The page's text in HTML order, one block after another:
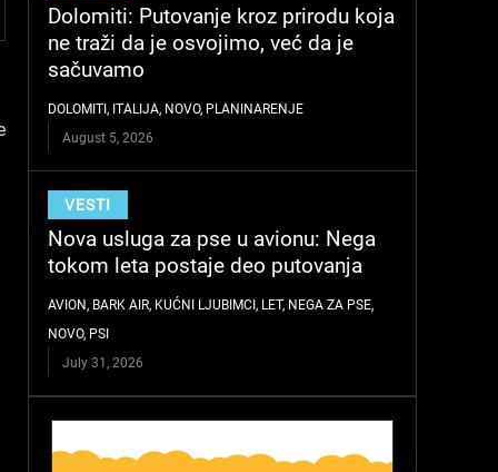
Dolomiti: Putovanje kroz prirodu koja
ne traži da je osvojimo, već da je
sačuvamo
DOLOMITI, ITALIJA, NOVO, PLANINARENJE
August 5, 2026
VESTI
Nova usluga za pse u avionu: Nega
tokom leta postaje deo putovanja
AVION, BARK AIR, KUĆNI LJUBIMCI, LET, NEGA ZA PSE,
NOVO, PSI
July 31, 2026